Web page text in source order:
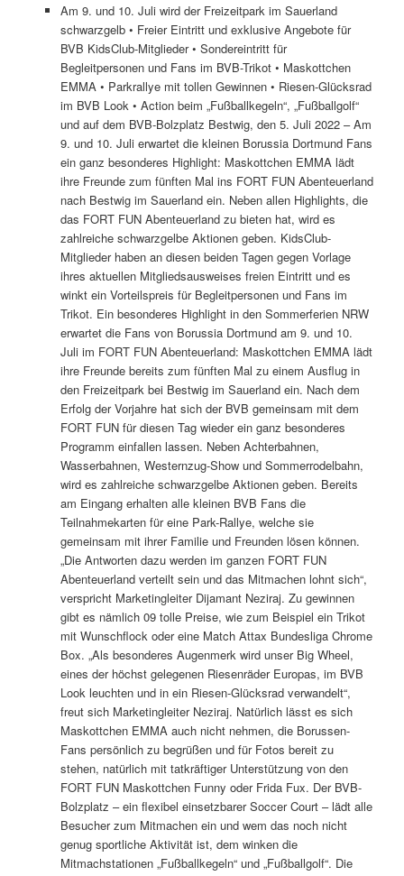
Am 9. und 10. Juli wird der Freizeitpark im Sauerland
schwarzgelb • Freier Eintritt und exklusive Angebote für
BVB KidsClub-Mitglieder • Sondereintritt für
Begleitpersonen und Fans im BVB-Trikot • Maskottchen
EMMA • Parkrallye mit tollen Gewinnen • Riesen-Glücksrad
im BVB Look • Action beim „Fußballkegeln“, „Fußballgolf“
und auf dem BVB-Bolzplatz Bestwig, den 5. Juli 2022 – Am
9. und 10. Juli erwartet die kleinen Borussia Dortmund Fans
ein ganz besonderes Highlight: Maskottchen EMMA lädt
ihre Freunde zum fünften Mal ins FORT FUN Abenteuerland
nach Bestwig im Sauerland ein. Neben allen Highlights, die
das FORT FUN Abenteuerland zu bieten hat, wird es
zahlreiche schwarzgelbe Aktionen geben. KidsClub-
Mitglieder haben an diesen beiden Tagen gegen Vorlage
ihres aktuellen Mitgliedsausweises freien Eintritt und es
winkt ein Vorteilspreis für Begleitpersonen und Fans im
Trikot. Ein besonderes Highlight in den Sommerferien NRW
erwartet die Fans von Borussia Dortmund am 9. und 10.
Juli im FORT FUN Abenteuerland: Maskottchen EMMA lädt
ihre Freunde bereits zum fünften Mal zu einem Ausflug in
den Freizeitpark bei Bestwig im Sauerland ein. Nach dem
Erfolg der Vorjahre hat sich der BVB gemeinsam mit dem
FORT FUN für diesen Tag wieder ein ganz besonderes
Programm einfallen lassen. Neben Achterbahnen,
Wasserbahnen, Westernzug-Show und Sommerrodelbahn,
wird es zahlreiche schwarzgelbe Aktionen geben. Bereits
am Eingang erhalten alle kleinen BVB Fans die
Teilnahmekarten für eine Park-Rallye, welche sie
gemeinsam mit ihrer Familie und Freunden lösen können.
„Die Antworten dazu werden im ganzen FORT FUN
Abenteuerland verteilt sein und das Mitmachen lohnt sich“,
verspricht Marketingleiter Dijamant Neziraj. Zu gewinnen
gibt es nämlich 09 tolle Preise, wie zum Beispiel ein Trikot
mit Wunschflock oder eine Match Attax Bundesliga Chrome
Box. „Als besonderes Augenmerk wird unser Big Wheel,
eines der höchst gelegenen Riesenräder Europas, im BVB
Look leuchten und in ein Riesen-Glücksrad verwandelt“,
freut sich Marketingleiter Neziraj. Natürlich lässt es sich
Maskottchen EMMA auch nicht nehmen, die Borussen-
Fans persönlich zu begrüßen und für Fotos bereit zu
stehen, natürlich mit tatkräftiger Unterstützung von den
FORT FUN Maskottchen Funny oder Frida Fux. Der BVB-
Bolzplatz – ein flexibel einsetzbarer Soccer Court – lädt alle
Besucher zum Mitmachen ein und wem das noch nicht
genug sportliche Aktivität ist, dem winken die
Mitmachstationen „Fußballkegeln“ und „Fußballgolf“. Die